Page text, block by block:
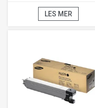
LES MER